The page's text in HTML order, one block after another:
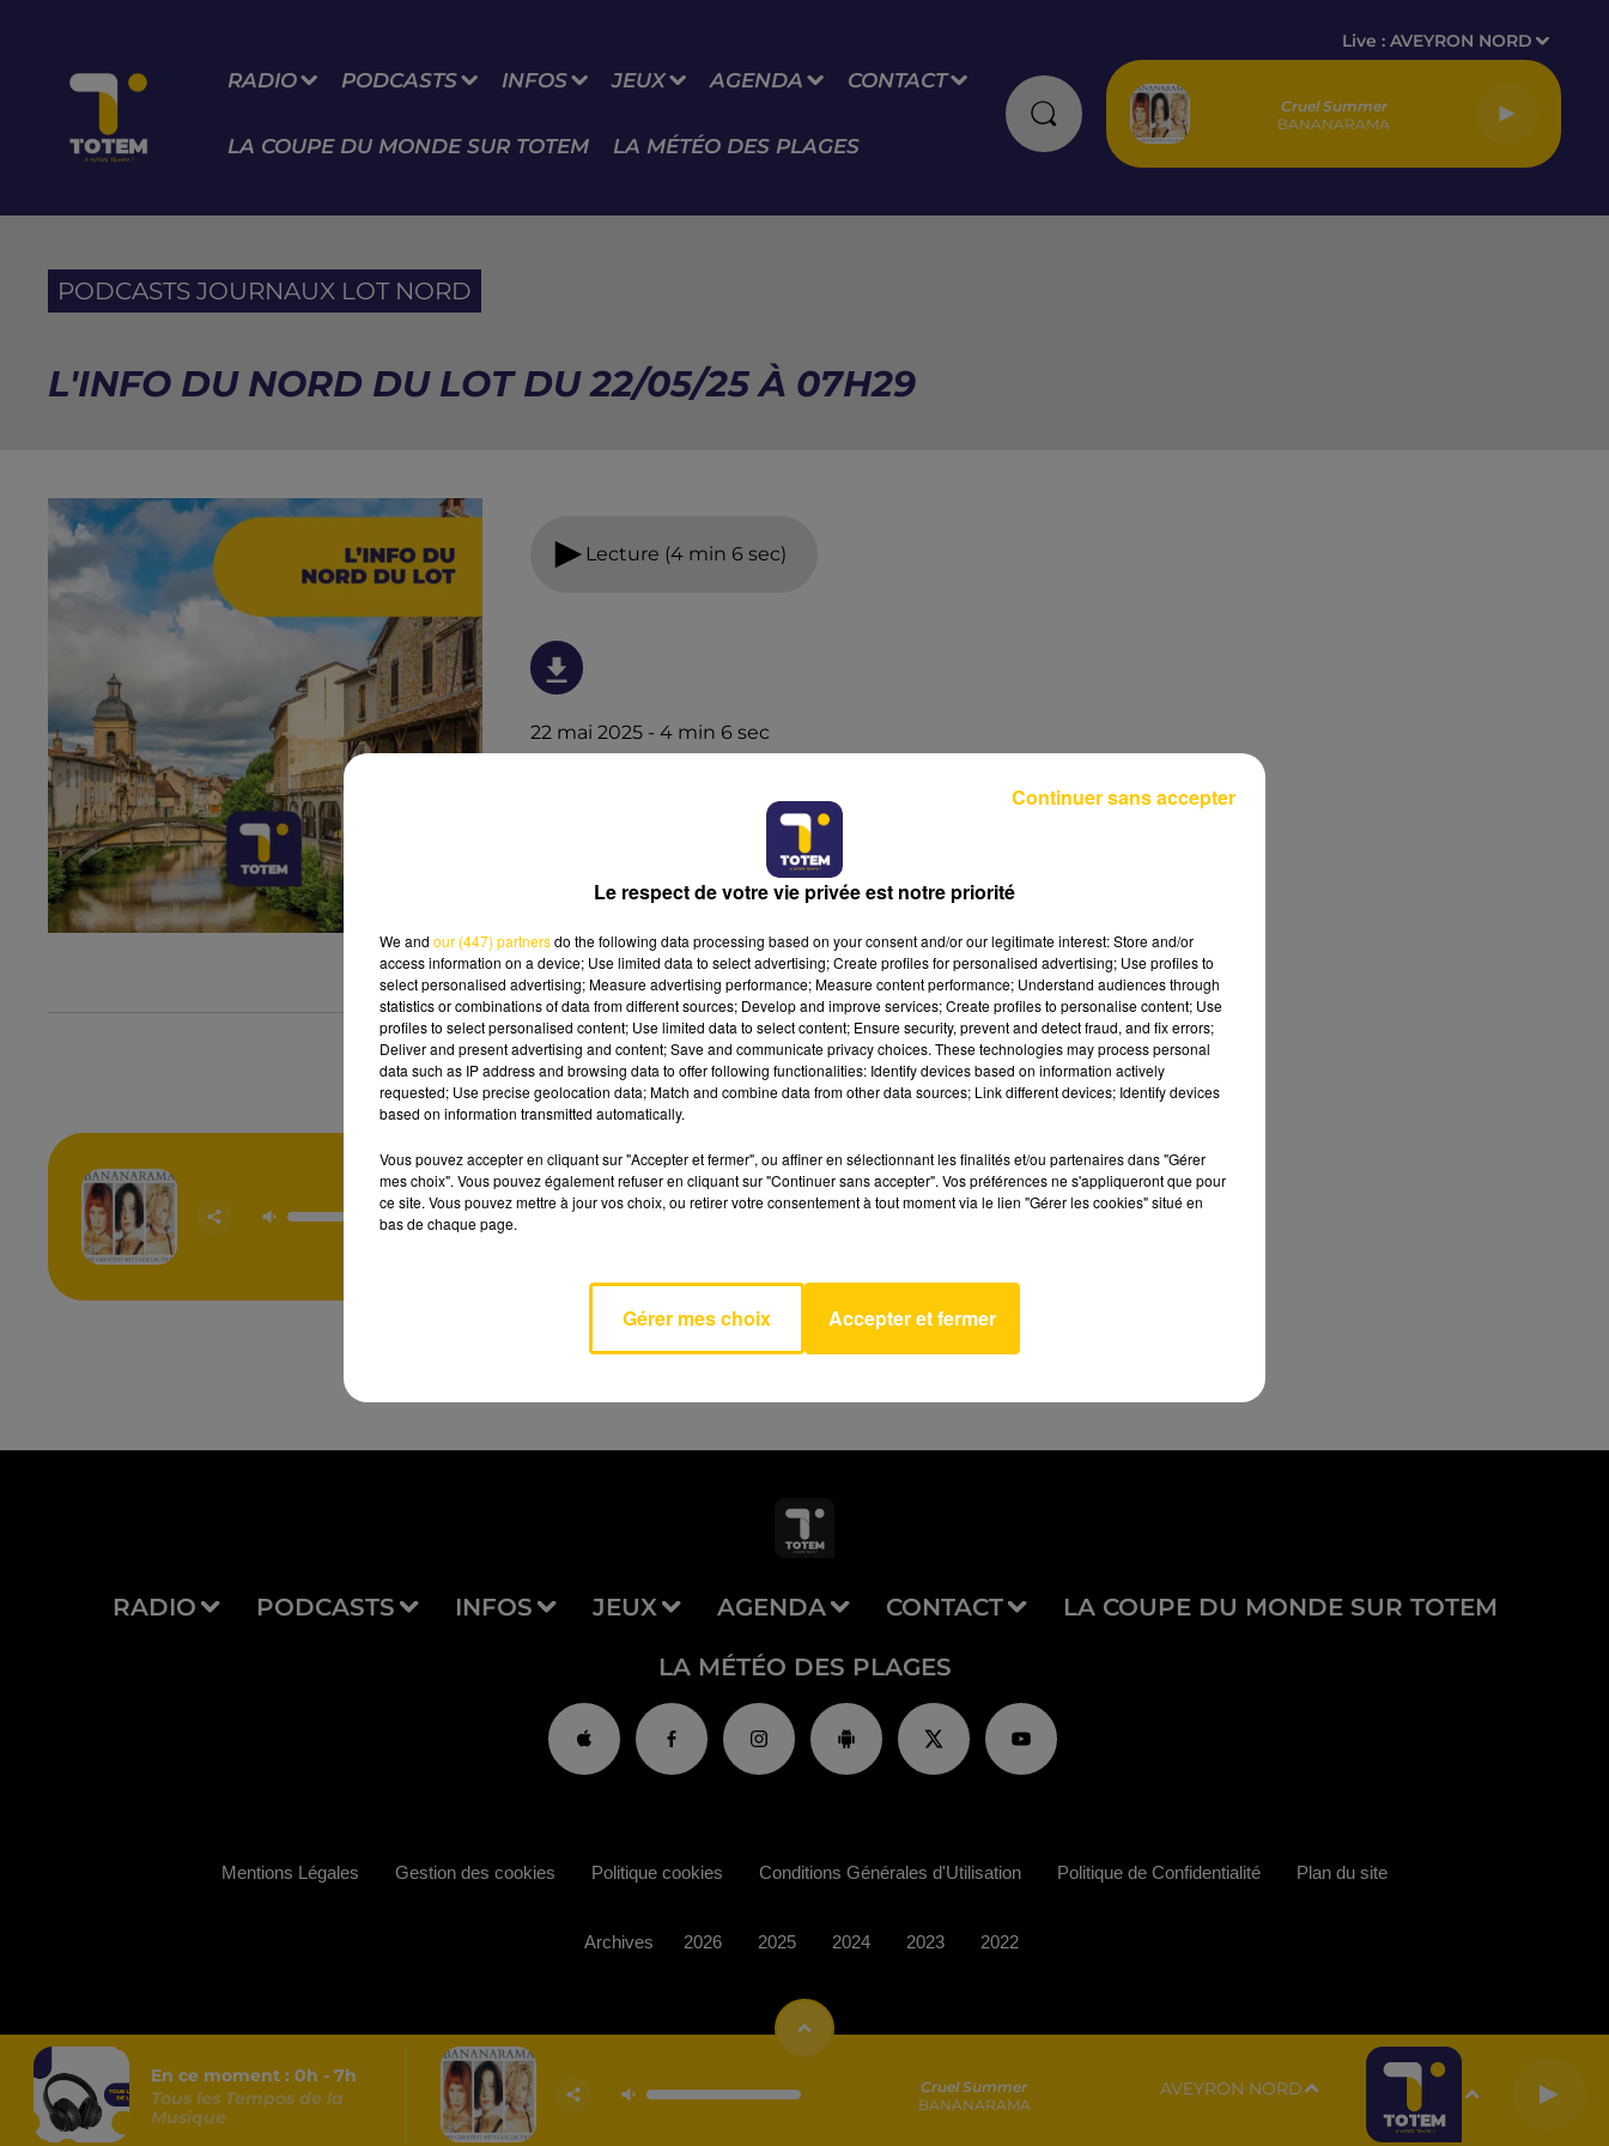
RADIO PODCASTS INFOS JEUX AGENDA CONTACT
LA COUPE DU MONDE SUR TOTEM LA MÉTÉO DES PLAGES
Live :AVEYRON NORD
Cruel Summer
BANANARAMA
PODCASTS JOURNAUX LOT NORD
L'INFO DU NORD DU LOT DU 22/05/25 À 07H29
Lecture (4 min 6 sec)
22 mai 2025 - 4 min 6 sec
Ecoutez sur Totem l'information à Tulle, Brive, dans le
Nord du Lot et le pays sarladais avec les reportages de
nos journalistes sur le terrain.
Cruel Summer
BANANARAMA
AVEYRON NORD
RADIO PODCASTS INFOS JEUX AGENDA CONTACT LA COUPE DU MONDE SUR TOTEM
LA MÉTÉO DES PLAGES
En ce moment : 0h - 7h
Tous les Tempos de la
Musique
Cruel Summer
BANANARAMA
AVEYRON NORD
Mentions Légales Gestion des cookies Politique cookies Conditions Générales d'Utilisation Politique de Confidentialité Plan du site
Archives 2026 2025 2024 2023 2022
Le respect de votre vie privée est notre priorité
We and our (447) partnersdo the following data processing based on your consent and/or our legitimate interest: Store and/or
access information on a device; Use limited data to select advertising; Create profiles for personalised advertising; Use profiles to
select personalised advertising; Measure advertising performance; Measure content performance; Understand audiences through
statistics or combinations of data from different sources; Develop and improve services; Create profiles to personalise content; Use
profiles to select personalised content; Use limited data to select content; Ensure security, prevent and detect fraud, and fix errors;
Deliver and present advertising and content; Save and communicate privacy choices. These technologies may process personal
data such as IP address and browsing data to offer following functionalities: Identify devices based on information actively
requested; Use precise geolocation data; Match and combine data from other data sources; Link different devices; Identify devices
based on information transmitted automatically.
Vous pouvez accepter en cliquant sur "Accepter et fermer", ou affiner en sélectionnant les finalités et/ou partenaires dans "Gérer
mes choix". Vous pouvez également refuser en cliquant sur "Continuer sans accepter". Vos préférences ne s'appliqueront que pour
ce site. Vous pouvez mettre à jour vos choix, ou retirer votre consentement à tout moment via le lien "Gérer les cookies" situé en
bas de chaque page.
Gérer mes choix Accepter et fermer
Continuer sans accepter